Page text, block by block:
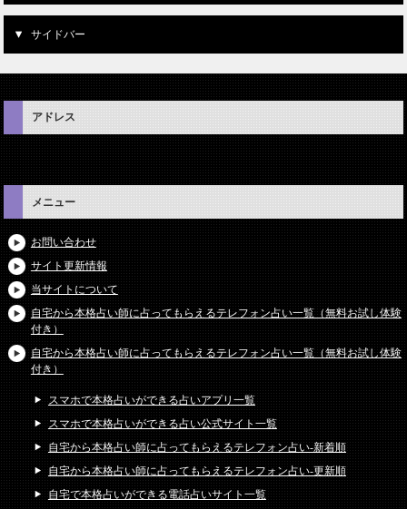
サイドバー
アドレス
メニュー
お問い合わせ
サイト更新情報
当サイトについて
自宅から本格占い師に占ってもらえるテレフォン占い一覧（無料お試し体験
付き）
自宅から本格占い師に占ってもらえるテレフォン占い一覧（無料お試し体験
付き）
スマホで本格占いができる占いアプリ一覧
スマホで本格占いができる占い公式サイト一覧
自宅から本格占い師に占ってもらえるテレフォン占い-新着順
自宅から本格占い師に占ってもらえるテレフォン占い-更新順
自宅で本格占いができる電話占いサイト一覧